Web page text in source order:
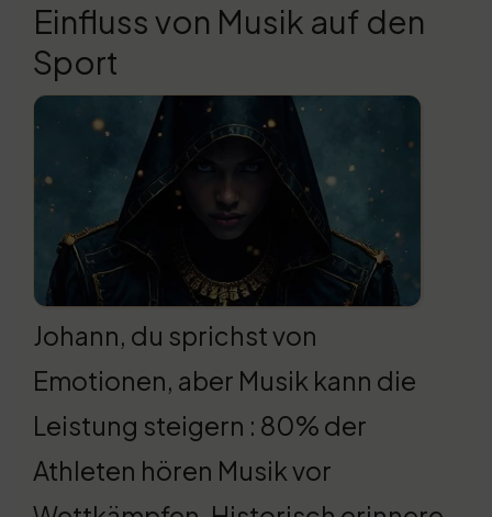
Einfluss von Musik auf den
Sport
Johann, du sprichst von
Emotionen, aber Musik kann die
Leistung steigern : 80% der
Athleten hören Musik vor